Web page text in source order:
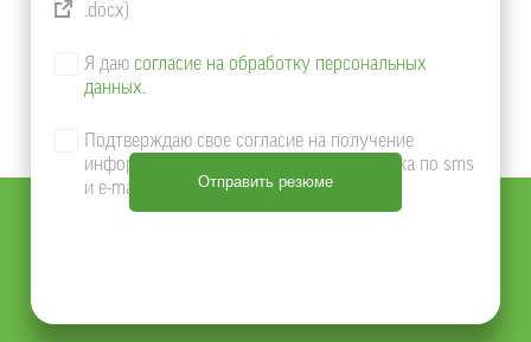
.docx)
Я даюсогласие на обработку персональных
данных.
Подтверждаю свое согласие на получение
информации о продуктах и услугах Банка по sms
и e-mail